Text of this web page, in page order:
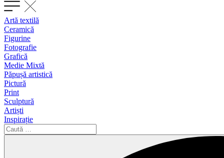
Artă textilă
Ceramică
Figurine
Fotografie
Grafică
Medie Mixtă
Păpușă artistică
Pictură
Print
Sculptură
Artiști
Inspirație